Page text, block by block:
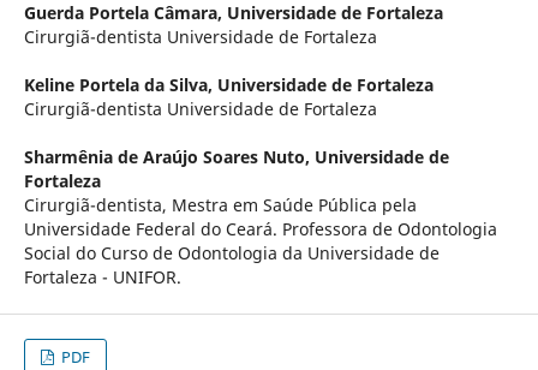
Guerda Portela Câmara, Universidade de Fortaleza
Cirurgiã-dentista Universidade de Fortaleza
Keline Portela da Silva, Universidade de Fortaleza
Cirurgiã-dentista Universidade de Fortaleza
Sharmênia de Araújo Soares Nuto, Universidade de
Fortaleza
Cirurgiã-dentista, Mestra em Saúde Pública pela
Universidade Federal do Ceará. Professora de Odontologia
Social do Curso de Odontologia da Universidade de
Fortaleza - UNIFOR.
PDF